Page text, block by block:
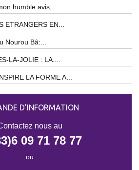
humble avis,...
ETRANGERS EN...
Nourou Bâ:...
LA-JOLIE : LA....
LA FORME A...
D'INFORMATION
nous au
09 71 78 77
ou